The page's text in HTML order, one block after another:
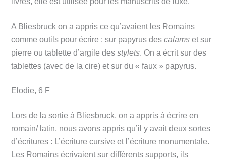
A Bliesbruck on a appris ce qu’avaient les Romains
comme outils pour écrire : sur papyrus descalamset sur
pierre ou tablette d’argile desstylets. On a écrit sur des
tablettes (avec de la cire) et sur du « faux » papyrus.
Elodie, 6 F
Lors de la sortie à Bliesbruck, on a appris à écrire en
romain/ latin, nous avons appris qu’il y avait deux sortes
d’écritures : L’écriture cursive et l’écriture monumentale.
Les Romains écrivaient sur différents supports, ils